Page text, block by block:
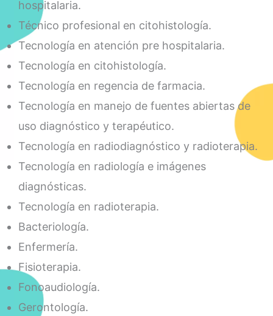
hospitalaria.
Técnico profesional en citohistología.
Tecnología en atención pre hospitalaria.
Tecnología en citohistología.
Tecnología en regencia de farmacia.
Tecnología en manejo de fuentes abiertas de
uso diagnóstico y terapéutico.
Tecnología en radiodiagnóstico y radioterapia.
Tecnología en radiología e imágenes
diagnósticas.
Tecnología en radioterapia.
Bacteriología.
Enfermería.
Fisioterapia.
Fonoaudiología.
Gerontología.